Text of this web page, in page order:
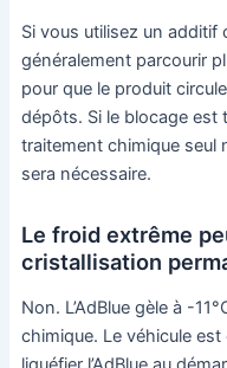
Si vous utilisez un additif
généralement parcourir
pour que le produit
dépôts. Si le blocage est
traitement chimique seul
sera nécessaire.
Le froid extrême
cristallisation
Non. L’AdBlue gèle à -
chimique. Le véhicule